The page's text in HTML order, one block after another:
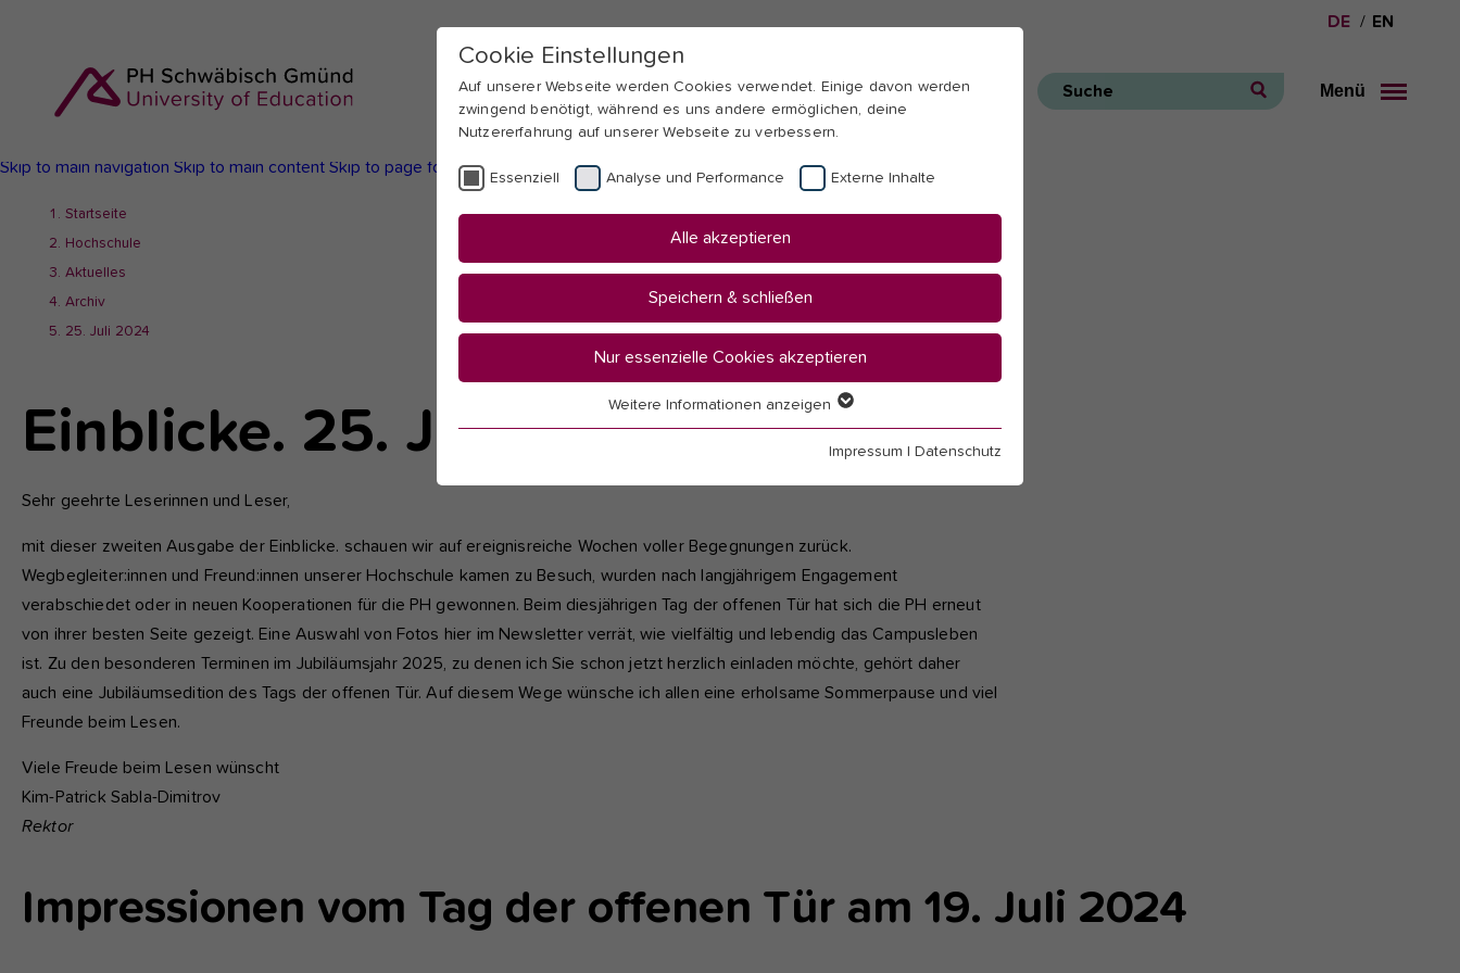
Skip to main navigation Skip to main content Skip to page footer
DE EN
Suche Menü
here:
Startseite
Hochschule
Aktuelles
Archiv
25. Juli 2024
Einblicke. 25. Juli 2024
Sehr geehrte Leserinnen und Leser,
mit dieser zweiten Ausgabe der Einblicke. schauen wir auf ereignisreiche Wochen voller Begegnungen zurück.
Wegbegleiter:innen und Freund:innen unserer Hochschule kamen zu Besuch, wurden nach langjährigem Engagement
verabschiedet oder in neuen Kooperationen für die PH gewonnen. Beim diesjährigen Tag der offenen Tür hat sich die PH erneut
von ihrer besten Seite gezeigt. Eine Auswahl von Fotos hier im Newsletter verrät, wie vielfältig und lebendig das Campusleben
ist. Zu den besonderen Terminen im Jubiläumsjahr 2025, zu denen ich Sie schon jetzt herzlich einladen möchte, gehört daher
auch eine Jubiläumsedition des Tags der offenen Tür. Auf diesem Wege wünsche ich allen eine erholsame Sommerpause und viel
Freunde beim Lesen.
Viele Freude beim Lesen wünscht
Kim-Patrick Sabla-Dimitrov
Rektor
Impressionen vom Tag der offenen Tür am 19. Juli 2024
Cookie Einstellungen
Auf unserer Webseite werden Cookies verwendet. Einige davon werden
zwingend benötigt, während es uns andere ermöglichen, deine
Nutzererfahrung auf unserer Webseite zu verbessern.
Essenziell Analyse und Performance Externe Inhalte
Alle akzeptieren
Speichern & schließen
Nur essenzielle Cookies akzeptieren
Essenzielle Cookies werden für grundlegende Funktionen der Webseite
Analyse und Performance
Diese Gruppe beinhaltet alle Skripte für analytisches Tracking und
zugehörige Cookies. Es hilft uns die Nutzererfahrung der Website zu
verbessern.
Weitere Informationen anzeigen
Impressum Datenschutz